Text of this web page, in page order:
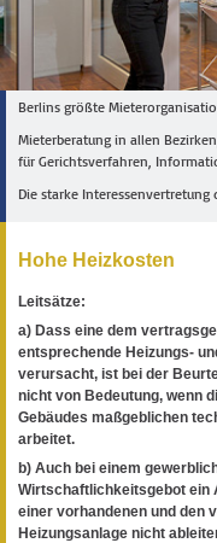
Berlins größte
Mieterberatung in allen
für Gerichtsverfahren,
Die starke Interessenvertretung
Hohe Heizkosten
Leitsätze:
a) Dass eine dem
entsprechende Heizungs-
verursacht, ist bei der
nicht von Bedeutung, wenn
Gebäudes maßgeblichen
arbeitet.
b) Auch bei einem
Wirtschaftlichkeitsgebot ein
einer vorhandenen und den
Heizungsanlage nicht